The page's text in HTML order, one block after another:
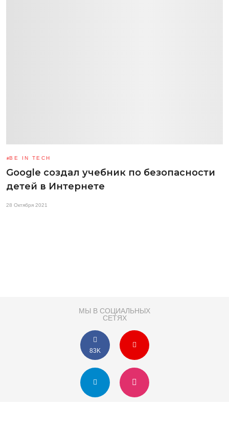
BE IN TECH
Google создал учебник по безопасности
детей в Интернете
28 Октября 2021
МЫ В СОЦИАЛЬНЫХ
СЕТЯХ
83K